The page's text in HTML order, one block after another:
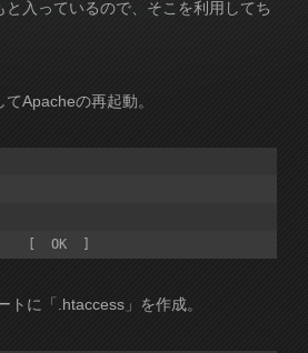
入っているので、そこを利用してち
Apacheの再起動。
[  OK  ]
に「.htaccess」を作成。